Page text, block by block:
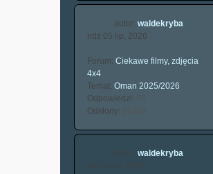
autor: waldekryba
ndz 05 lip, 2026
Forum: Ciekawe filmy, zdjęcia
4x4
Temat: Oman 2025/2026
Odpowiedzi:
25
Odsłony:
25996
waldekryba